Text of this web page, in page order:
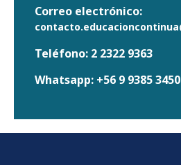
Correo electrónico:
Teléfono: 2 2322 9363
Whatsapp: +56 9 9385 3450